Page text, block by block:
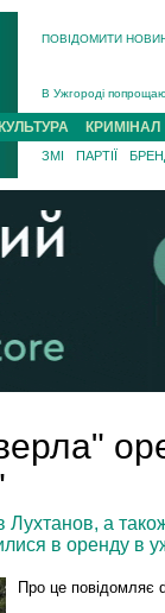
ПОВІДОМИТИ
В Ужгороді
В Ужгороді 5 серпня
Підтвердили
На війні з рф поліг
На Хустщині
Інструктора
КУЛЬТУРА КРИМІНАЛ
ЗМІ ПАРТІЇ
а
в оренду в
Про це повідомляє